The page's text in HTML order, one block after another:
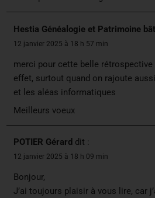
Hestia Généalogie et Patrimoine
12 janvier 2025 à 18 h 57 min
merci pour cette belle
effet, surtout quand on rajoute
et les aléas informatiques
Meilleurs voeux
POTIER Gérard dit :
12 janvier 2025 à 18 h 09 min
Bonjour,
J’ai toujours plaisir à vous lire, car